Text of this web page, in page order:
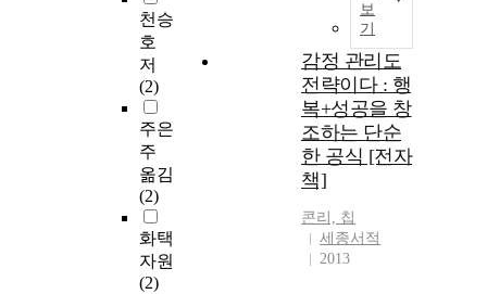
천승
호
저
(2)
주은
주
옮김
(2)
화택
자원
(2)
보
기
감정 관리도
전략이다 : 행
복+성공을 창
조하는 단순
한 공식 [전자
책]
콘리, 칩
세종서적
2013